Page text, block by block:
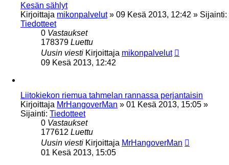
Kesän sählyt
Kirjoittaja mikonpalvelut» 09 Kesä 2013, 12:42 » Sijainti:
Tiedotteet
0 Vastaukset
178379 Luettu
Uusin viesti Kirjoittaja mikonpalvelut
09 Kesä 2013, 12:42
Liitokiekon riemua tahmelan rannassa perjantaisin
Kirjoittaja MrHangoverMan » 01 Kesä 2013, 15:05 »
Sijainti: Tiedotteet
0 Vastaukset
177612 Luettu
Uusin viesti Kirjoittaja MrHangoverMan
01 Kesä 2013, 15:05